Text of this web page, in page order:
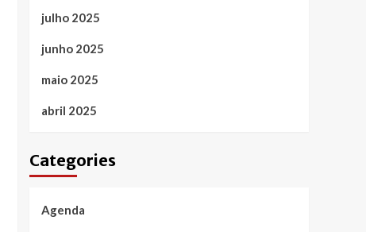
julho 2025
junho 2025
maio 2025
abril 2025
Categories
Agenda